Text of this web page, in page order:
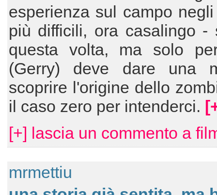
esperienza sul campo
più difficili, ora casalingo -
questa volta, ma solo
(Gerry) deve dare una
scoprire l'origine dello
il caso zero per intenderci.
[+] lascia un commento a
mrmettiu